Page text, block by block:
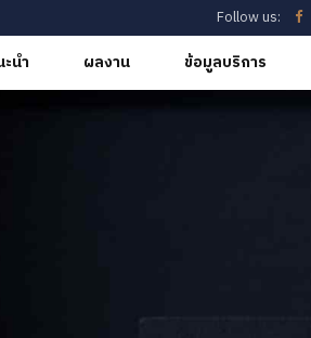
Follow us:
นำ ผลงาน ข้อมูลบริการ